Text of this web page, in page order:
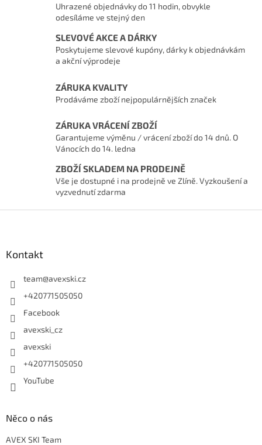
Uhrazené objednávky do 11 hodin, obvykle
odesíláme ve stejný den
SLEVOVÉ AKCE A DÁRKY
Poskytujeme slevové kupóny, dárky k objednávkám
a akční výprodeje
ZÁRUKA KVALITY
Prodáváme zboží nejpopulárnějších značek
ZÁRUKA VRÁCENÍ ZBOŽÍ
Garantujeme výměnu / vrácení zboží do 14 dnů. O
Vánocích do 14. ledna
ZBOŽÍ SKLADEM NA PRODEJNĚ
Vše je dostupné i na prodejně ve Zlíně. Vyzkoušení a
vyzvednutí zdarma
Kontakt
team@avexski.cz
+420771505050
Facebook
avexski_cz
avexski
+420771505050
YouTube
Něco o nás
AVEX SKI Team